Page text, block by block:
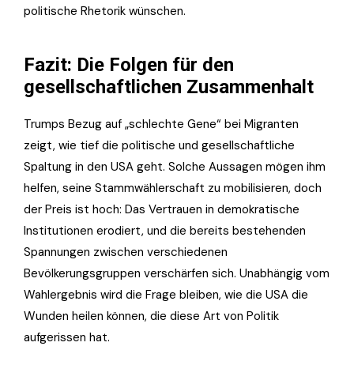
politische Rhetorik wünschen.
Fazit: Die Folgen für den
gesellschaftlichen Zusammenhalt
Trumps Bezug auf „schlechte Gene“ bei Migranten
zeigt, wie tief die politische und gesellschaftliche
Spaltung in den USA geht. Solche Aussagen mögen ihm
helfen, seine Stammwählerschaft zu mobilisieren, doch
der Preis ist hoch: Das Vertrauen in demokratische
Institutionen erodiert, und die bereits bestehenden
Spannungen zwischen verschiedenen
Bevölkerungsgruppen verschärfen sich. Unabhängig vom
Wahlergebnis wird die Frage bleiben, wie die USA die
Wunden heilen können, die diese Art von Politik
aufgerissen hat.